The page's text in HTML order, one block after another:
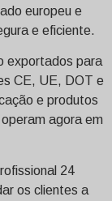
europeu e
e eficiente.
exportados para
CE, UE, DOT e
e produtos
agora em
24
os clientes a